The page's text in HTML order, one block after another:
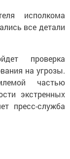
исполкома
все детали
проверка
на угрозы.
частью
экстренных
пресс-служба